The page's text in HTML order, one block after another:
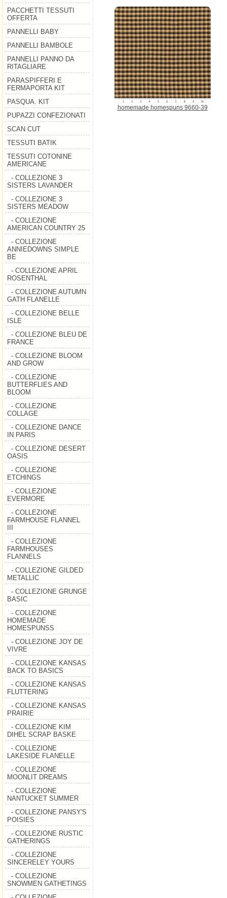
PACCHETTI TESSUTI
OFFERTA
PANNELLI BABY
PANNELLI BAMBOLE
PANNELLI PANNO DA
RITAGLIARE
PARASPIFFERI E
FERMAPORTA KIT
PASQUA. KIT
PUPAZZI CONFEZIONATI
SCAN CUT
TESSUTI BATIK
TESSUTI COTONINE
AMERICANE
- COLLEZIONE 3
SISTERS LAVANDER
- COLLEZIONE 3
SISTERS MEADOW
- COLLEZIONE
AMERICAN COUNTRY 25
- COLLEZIONE
ANNIEDOWNS SIMPLE
BE
- COLLEZIONE APRIL
ROSENTHAL
- COLLEZIONE AUTUMN
GATH FLANELLE
- COLLEZIONE BELLE
ISLE
- COLLEZIONE BLEU DE
FRANCE
- COLLEZIONE BLOOM
AND GROW
- COLLEZIONE
BUTTERFLIES AND
BLOOM
- COLLEZIONE
COLLAGE
- COLLEZIONE DANCE
IN PARIS
- COLLEZIONE DESERT
OASIS
- COLLEZIONE
ETCHINGS
- COLLEZIONE
EVERMORE
- COLLEZIONE
FARMHOUSE FLANNEL
- COLLEZIONE
FARMHOUSES
FLANNELS
- COLLEZIONE GILDED
METALLIC
- COLLEZIONE GRUNGE
BASIC
- COLLEZIONE
HOMEMADE
HOMESPUNSS
- COLLEZIONE JOY DE
VIVRE
- COLLEZIONE KANSAS
BACK TO BASICS
- COLLEZIONE KANSAS
FLUTTERING
- COLLEZIONE KANSAS
PRAIRIE
- COLLEZIONE KIM
DIHEL SCRAP BASKE
- COLLEZIONE
LAKESIDE FLANELLE
- COLLEZIONE
MOONLIT DREAMS
- COLLEZIONE
NANTUCKET SUMMER
- COLLEZIONE PANSY'S
POISIES
- COLLEZIONE RUSTIC
GATHERINGS
- COLLEZIONE
SINCERELEY YOURS
- COLLEZIONE
SNOWMEN GATHETINGS
homemade homespuns 9660-39